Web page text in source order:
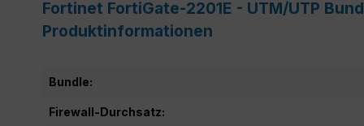
Fortinet FortiGate-2201E - UTM/UTP
Produktinformationen
Bundle:
Firewall-Durchsatz: